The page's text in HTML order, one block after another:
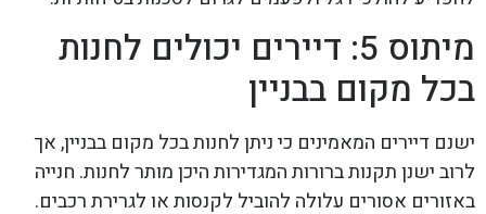
מיתוס 5: דיירים יכולים לחנות
בכל מקום בבניין
ישנם דיירים המאמינים כי ניתן לחנות בכל מקום בבניין, אך
לרוב ישנן תקנות ברורות המגדירות היכן מותר לחנות. חנייה
באזורים אסורים עלולה להוביל לקנסות או לגרירת רכבים.